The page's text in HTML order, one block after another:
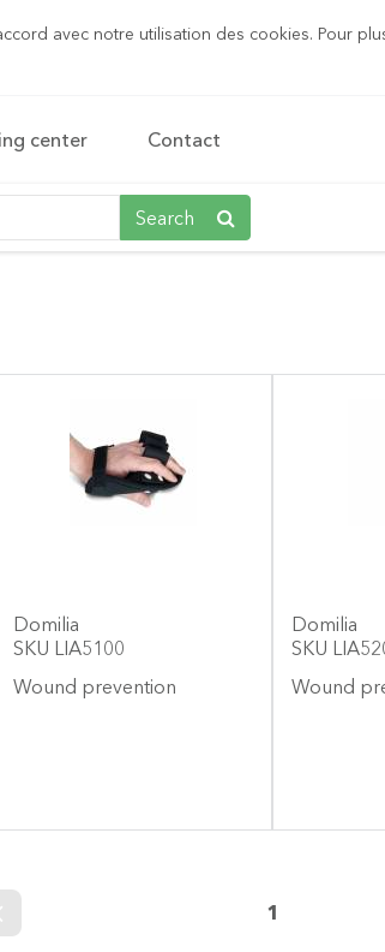
avec notre utilisation des cookies. Pour
center Contact
Search
Domilia
SKU LIA5100
Wound prevention
Domilia
SKU
Wound
1